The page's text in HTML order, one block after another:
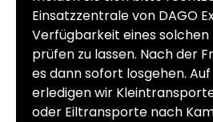
Einsatzzentrale von DAGO
Verfügbarkeit eines solchen
prüfen zu lassen. Nach der
es dann sofort losgehen.
erledigen wir
oder Eiltransporte nach